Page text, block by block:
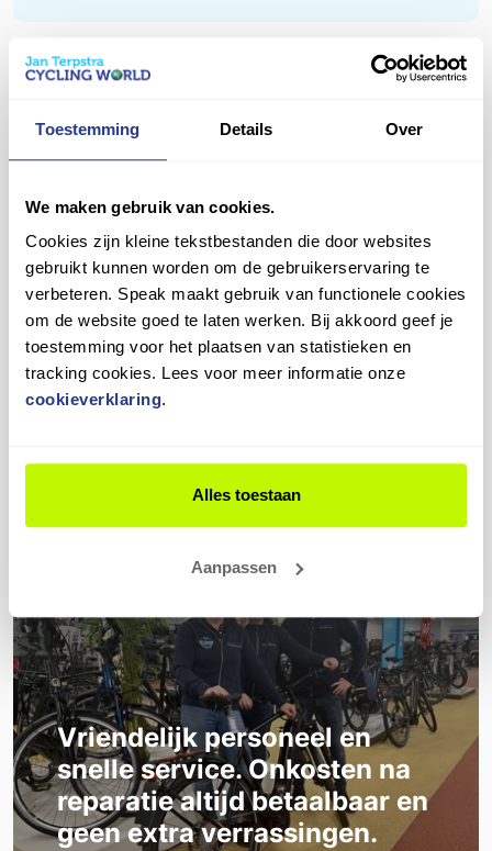
Toestemming Details Over
We maken gebruik van cookies.
Cookies zijn kleine tekstbestanden die door websites
gebruikt kunnen worden om de gebruikerservaring te
verbeteren. Speak maakt gebruik van functionele cookies
om de website goed te laten werken. Bij akkoord geef je
toestemming voor het plaatsen van statistieken en
tracking cookies. Lees voor meer informatie onze
cookieverklaring.
Alles toestaan
Aanpassen
veilig en comfortabel op pad!
Daarom bieden we een gratis eerste nastelbeurt
stellen we de versnellingen, remmen en andere
werkt.
Plan je afspraak eenvoudig in en blijf genieten van
jouw fiets in topconditie!
Vragen over dit product?
Heb je een vraag over dit product? Ons team staat je
Contact opnemen
9,4
Wat onze klanten zeggen
aan
Vriendelijk personeel en
snelle service. Onkosten na
reparatie altijd betaalbaar en
geen extra verrassingen.